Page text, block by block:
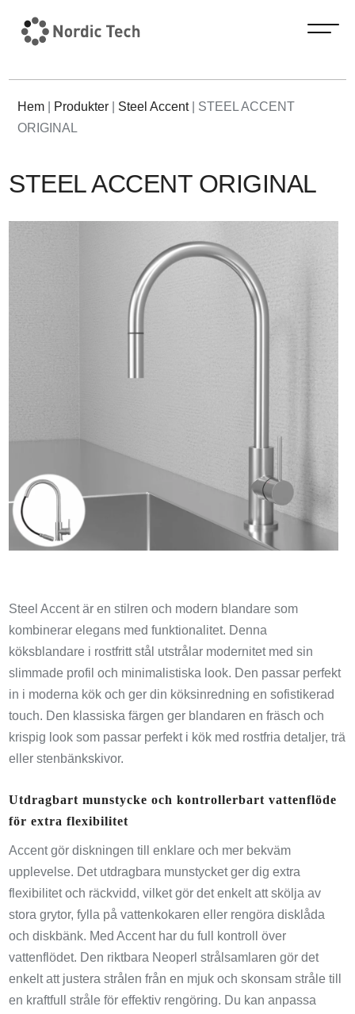
Hem| Produkter| Steel Accent| STEEL ACCENT
ORIGINAL
STEEL ACCENT ORIGINAL
Steel Accent är en stilren och modern blandare som
kombinerar elegans med funktionalitet. Denna
köksblandare i rostfritt stål utstrålar modernitet med sin
slimmade profil och minimalistiska look. Den passar perfekt
in i moderna kök och ger din köksinredning en sofistikerad
touch. Den klassiska färgen ger blandaren en fräsch och
krispig look som passar perfekt i kök med rostfria detaljer, trä
eller stenbänkskivor.
Utdragbart munstycke och kontrollerbart vattenflöde
för extra flexibilitet
Accent gör diskningen till enklare och mer bekväm
upplevelse. Det utdragbara munstycket ger dig extra
flexibilitet och räckvidd, vilket gör det enkelt att skölja av
stora grytor, fylla på vattenkokaren eller rengöra disklåda
och diskbänk. Med Accent har du full kontroll över
vattenflödet. Den riktbara Neoperl strålsamlaren gör det
enkelt att justera strålen från en mjuk och skonsam stråle till
en kraftfull stråle för effektiv rengöring. Du kan anpassa